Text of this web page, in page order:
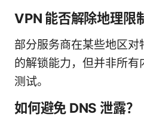
VPN 能否解除地理限
部分服务商在某些地区
的解锁能力，但并非所
测试。
如何避免 DNS 泄露？